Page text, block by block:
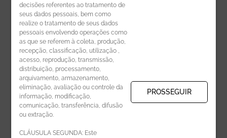
decisões referentes ao tratamento de
seus dados pessoais, bem como
realize o tratamento de seus dados
pessoais envolvendo operações como
as que se referem à coleta, produção,
recepção, classificação, utilização ,
acesso, reprodução, transmissão,
distribuição, processamento,
arquivamento, armazenamento,
eliminação, avaliação ou controle da
informação, modificação,
comunicação, transferência, difusão
ou extração.
CLÁUSULA SEGUNDA: Este
PROSSEGUIR
CADASTRE-SE
Receba novidades por e-mail:
CADASTRAR